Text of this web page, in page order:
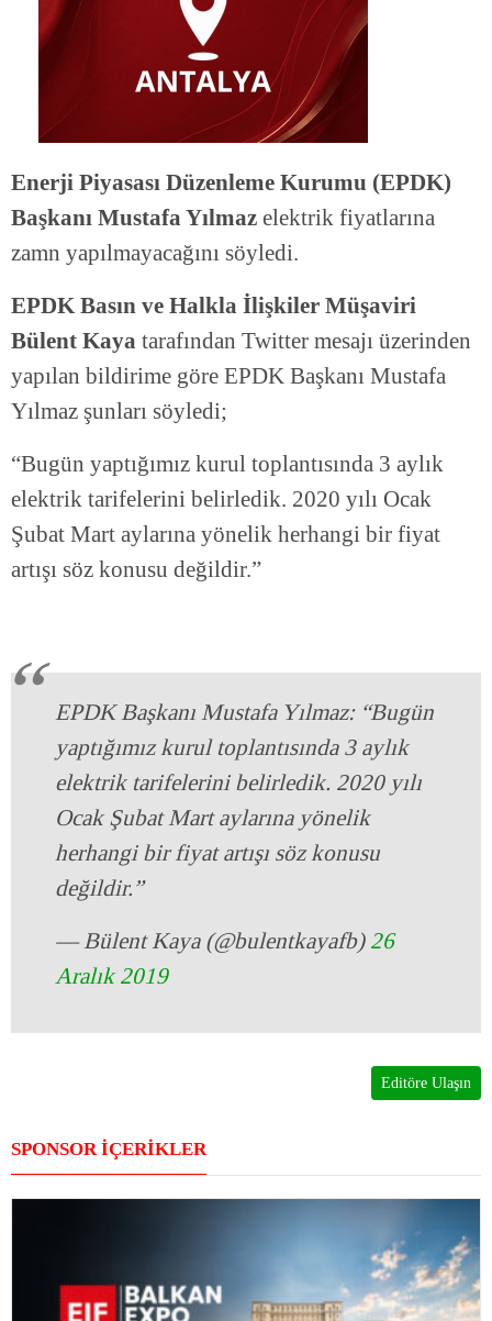
Enerji Piyasası Düzenleme Kurumu (EPDK)
Başkanı Mustafa Yılmaz elektrik fiyatlarına
zamn yapılmayacağını söyledi.
EPDK Basın ve Halkla İlişkiler Müşaviri
Bülent Kaya tarafından Twitter mesajı üzerinden
yapılan bildirime göre EPDK Başkanı Mustafa
Yılmaz şunları söyledi;
“Bugün yaptığımız kurul toplantısında 3 aylık
elektrik tarifelerini belirledik. 2020 yılı Ocak
Şubat Mart aylarına yönelik herhangi bir fiyat
artışı söz konusu değildir.”
EPDK Başkanı Mustafa Yılmaz: “Bugün
yaptığımız kurul toplantısında 3 aylık
elektrik tarifelerini belirledik. 2020 yılı
Ocak Şubat Mart aylarına yönelik
herhangi bir fiyat artışı söz konusu
değildir.”
— Bülent Kaya (@bulentkayafb) 26
Aralık 2019
Editöre Ulaşın
SPONSOR İÇERİKLER